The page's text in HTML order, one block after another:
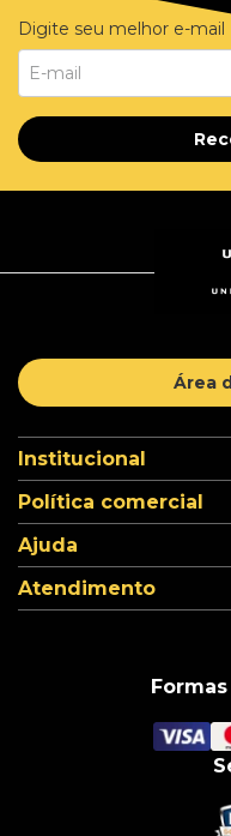
Digite seu melhor e-mail
Área
Institucional
Política comercial
Ajuda
Atendimento